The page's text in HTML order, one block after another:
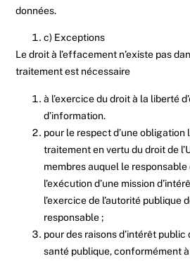
données.
c) Exceptions
Le droit à l’effacement n’existe pas
traitement est nécessaire
à l’exercice du droit à la liberté
d’information.
pour le respect d’une
traitement en vertu du droit de
membres auquel le responsable
l’exécution d’une mission
l’exercice de l’autorité publique
responsable ;
pour des raisons d’intérêt public
santé publique, conformément